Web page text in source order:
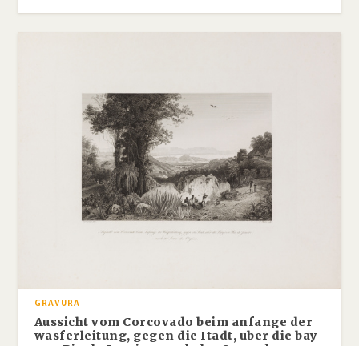
GRAVURA
Aussicht vom Corcovado beim anfange der
wasferleitung, gegen die Itadt, uber die bay